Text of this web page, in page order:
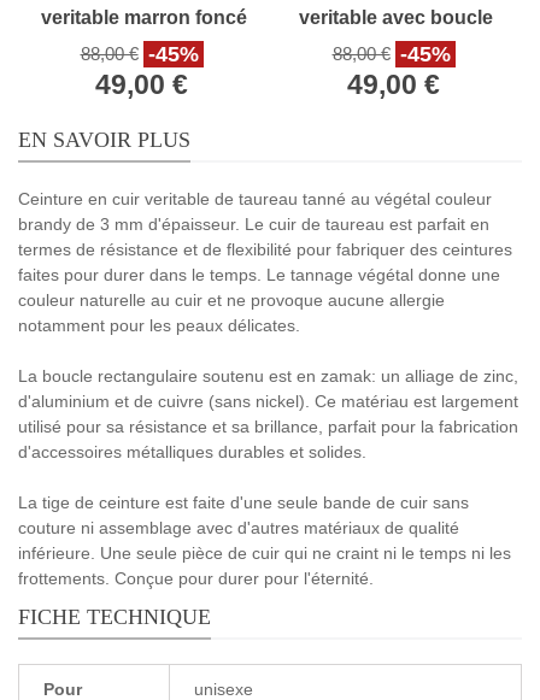
veritable marron foncé
avec boucle
rectangulaire en métal
classique
88,00 € -45%
49,00 €
veritable avec boucle
rectangulaire en métal
classique
88,00 € -45%
49,00 €
EN SAVOIR PLUS
Ceinture en cuir veritable de taureau tanné au végétal couleur
brandy de 3 mm d'épaisseur. Le cuir de taureau est parfait en
termes de résistance et de flexibilité pour fabriquer des ceintures
faites pour durer dans le temps. Le tannage végétal donne une
couleur naturelle au cuir et ne provoque aucune allergie
notamment pour les peaux délicates.
La boucle rectangulaire soutenu est en zamak: un alliage de zinc,
d'aluminium et de cuivre (sans nickel). Ce matériau est largement
utilisé pour sa résistance et sa brillance, parfait pour la fabrication
d'accessoires métalliques durables et solides.
La tige de ceinture est faite d'une seule bande de cuir sans
couture ni assemblage avec d'autres matériaux de qualité
inférieure. Une seule pièce de cuir qui ne craint ni le temps ni les
frottements. Conçue pour durer pour l'éternité.
FICHE TECHNIQUE
Pour unisexe